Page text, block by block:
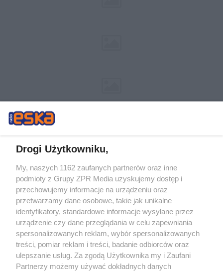
Żaden utwór zamieszczony w serwisie nie może być powielany i
rozpowszechniany lub dalej rozpowszechniany w jakikolwiek sposób (w
tym także elektroniczny lub mechaniczny) na jakimkolwiek polu
eksploatacji w jakiejkolwiek formie, włącznie z umieszczaniem w Internecie
bez pisemnej zgody właściciela praw. Jakiekolwiek użycie lub
wykorzystanie utworów w całości lub w części z naruszeniem prawa, tzn.
bez właściwej zgody, jest zabronione pod groźbą kary i może być ścigane
prawnie.
Drogi Użytkowniku,
My, naszych 1162 zaufanych partnerów oraz inne
podmioty z Grupy ZPR Media uzyskujemy dostęp i
przechowujemy informacje na urządzeniu oraz
przetwarzamy dane osobowe, takie jak unikalne
identyfikatory, standardowe informacje wysyłane przez
urządzenie czy dane przeglądania w celu zapewniania
spersonalizowanych reklam, wybór spersonalizowanych
treści, pomiar reklam i treści, badanie odbiorców oraz
ulepszanie usług. Za zgodą Użytkownika my i Zaufani
Partnerzy możemy używać dokładnych danych